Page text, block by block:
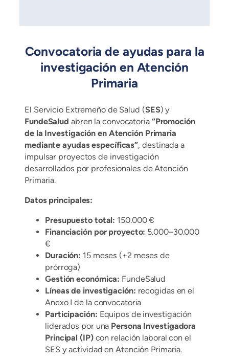
Convocatoria de ayudas para la
investigación en Atención
Primaria
El Servicio Extremeño de Salud (SES) y
FundeSalud abren la convocatoria “Promoción
de la Investigación en Atención Primaria
mediante ayudas específicas”, destinada a
impulsar proyectos de investigación
desarrollados por profesionales de Atención
Primaria.
Datos principales:
Presupuesto total: 150.000 €
Financiación por proyecto: 5.000–30.000
€
Duración: 15 meses (+2 meses de
prórroga)
Gestión económica: FundeSalud
Líneas de investigación: recogidas en el
Anexo I de la convocatoria
Participación: Equipos de investigación
liderados por una Persona Investigadora
Principal (IP)con relación laboral con el
SES y actividad en Atención Primaria.